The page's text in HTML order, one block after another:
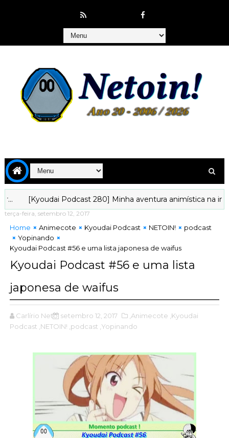
[Kyoudai Podcast 280] Minha aventura animística na
terça-feira, setembro 12, 2017
Home Animecote Kyoudai Podcast NETOIN!
podcast
Yopinando
Kyoudai Podcast #56 e uma lista japonesa de waifus
Kyoudai Podcast #56 e uma lista
japonesa de waifus
Carlírio Neto setembro 12, 2017 ,Animecote ,Kyoudai
Podcast ,NETOIN! ,podcast ,Yopinando